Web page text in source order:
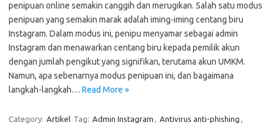
penipuan online semakin canggih dan merugikan. Salah satu modus
penipuan yang semakin marak adalah iming-iming centang biru
Instagram. Dalam modus ini, penipu menyamar sebagai admin
Instagram dan menawarkan centang biru kepada pemilik akun
dengan jumlah pengikut yang signifikan, terutama akun UMKM.
Namun, apa sebenarnya modus penipuan ini, dan bagaimana
langkah-langkah… Read More »
Category: Artikel Tag: Admin Instagram , Antivirus anti-phishing ,